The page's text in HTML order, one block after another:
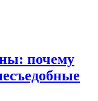
почему